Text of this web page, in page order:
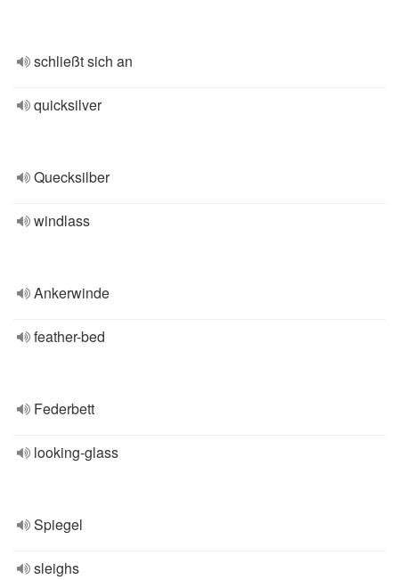
schließt sich an
quicksilver
Quecksilber
windlass
Ankerwinde
feather-bed
Federbett
looking-glass
Spiegel
sleighs